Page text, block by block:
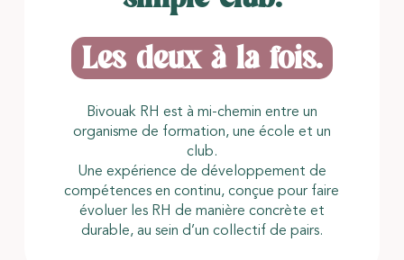
Les deux à la fois.
Bivouak RH est à mi-chemin entre un
organisme de formation, une école et un
club.
Une expérience de développement de
compétences en continu, conçue pour faire
évoluer les RH de manière concrète et
durable, au sein d’un collectif de pairs.